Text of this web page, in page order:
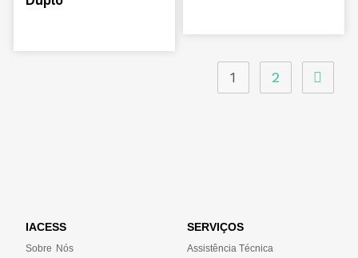
1 2
IACESS
Sobre Nós
SERVIÇOS
Assistência Técnica